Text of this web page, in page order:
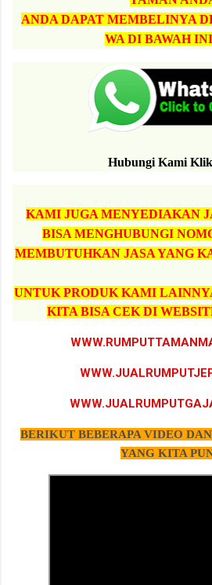
ANDA DAPAT MEMBELINYA
WA DI BAWAH INI
Hubungi Kami
KAMI JUGA MENYEDIAKAN
BISA MENGHUBUNGI
MEMBUTUHKAN JASA YANG
UNTUK PRODUK KAMI
KITA BISA CEK DI
BERIKUT BEBERAPA VIDEO
YANG KITA